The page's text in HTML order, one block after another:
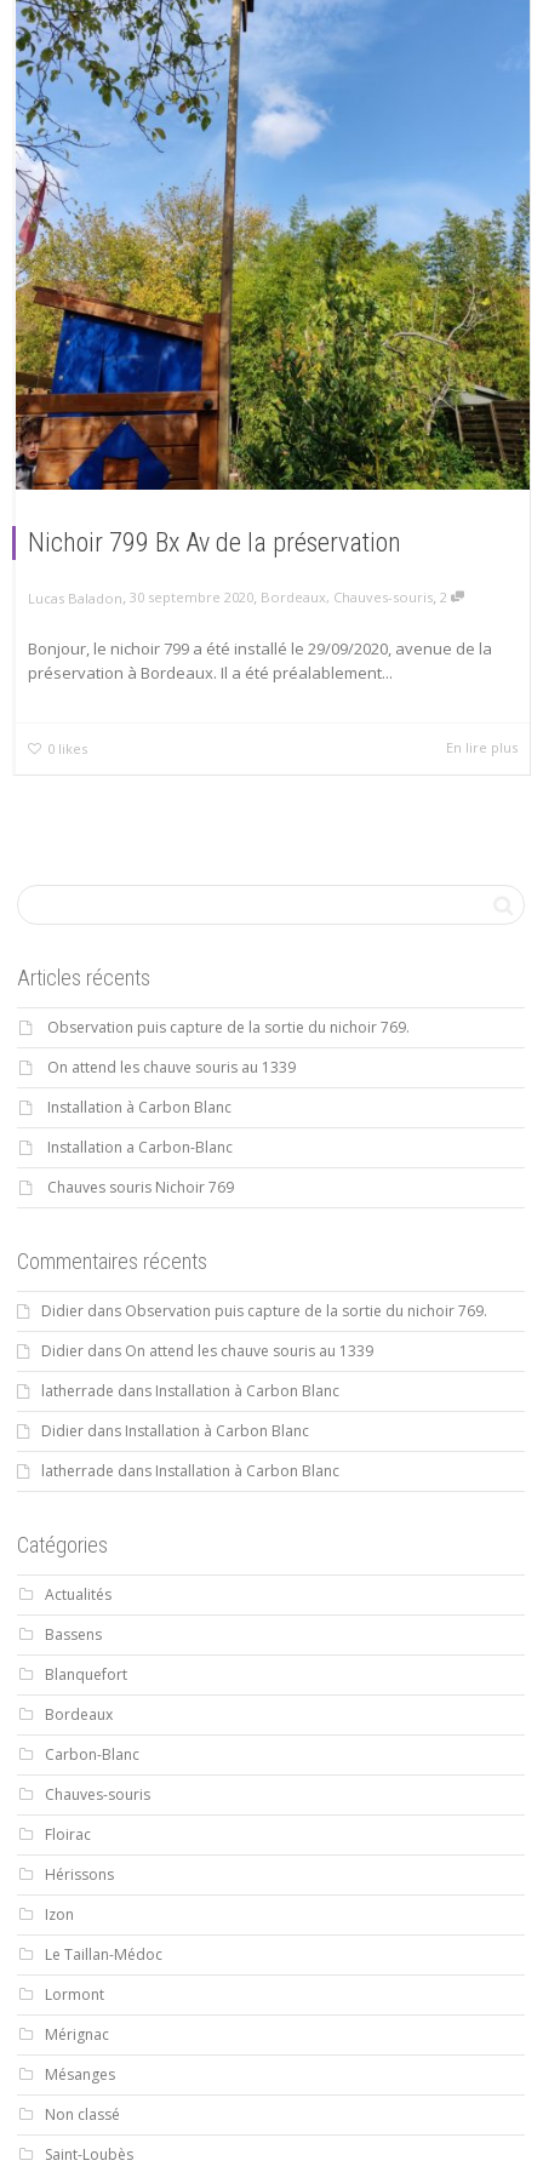
Nichoir 799 Bx Av de la préservation
Lucas Baladon, 30 septembre 2020, Bordeaux, Chauves-souris, 2
Bonjour, le nichoir 799 a été installé le 29/09/2020, avenue de la
préservation à Bordeaux. Il a été préalablement...
0 likes En lire plus
Articles récents
Observation puis capture de la sortie du nichoir 769.
On attend les chauve souris au 1339
Installation à Carbon Blanc
Installation a Carbon-Blanc
Chauves souris Nichoir 769
Commentaires récents
Didier dans Observation puis capture de la sortie du nichoir 769.
Didier dans On attend les chauve souris au 1339
latherrade dans Installation à Carbon Blanc
Didier dans Installation à Carbon Blanc
latherrade dans Installation à Carbon Blanc
Catégories
Actualités
Bassens
Blanquefort
Bordeaux
Carbon-Blanc
Chauves-souris
Floirac
Hérissons
Izon
Le Taillan-Médoc
Lormont
Mérignac
Mésanges
Non classé
Saint-Loubès